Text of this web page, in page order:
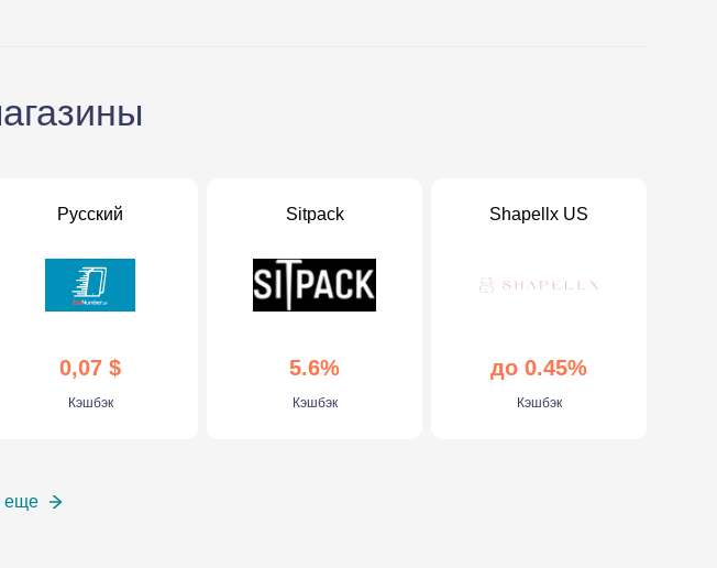
Русский
0,07 $
Кэшбэк
Sitpack
5.6%
Кэшбэк
Shapellx US
до 0.45%
Кэшбэк
еще